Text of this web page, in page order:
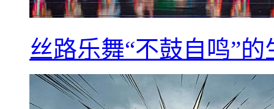
丝路乐舞“不鼓自鸣”